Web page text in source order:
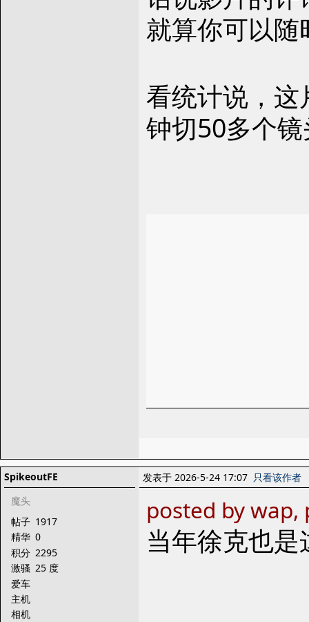
就算你可以
看统计说，
钟切50多个
SpikeoutFE
魔头
帖子 1917
精华 0
积分 2295
激骚 25 度
爱车
主机
相机
发表于 2026-5-24 17:07 只看该作者
posted by
当年徐克也